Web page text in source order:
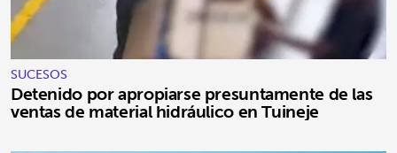
SUCESOS
Detenido por apropiarse presuntamente de las
ventas de material hidráulico en Tuineje